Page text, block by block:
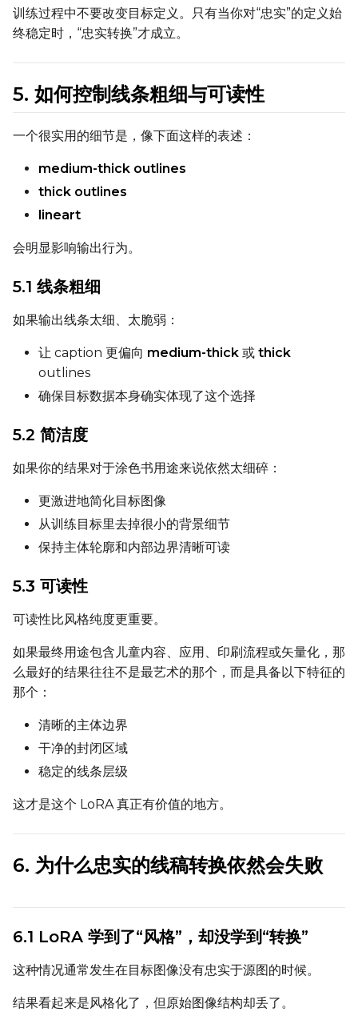
Height
Seed
Height
LoRA Scale
Prompt
Height
LoRA Scale
Width
Height
训练过程中不要改变目标定义。只有当你对“忠实”的定义始
终稳定时，“忠实转换”才成立。
5. 如何控制线条粗细与可读性
一个很实用的细节是，像下面这样的表述：
medium-thick outlines
thick outlines
lineart
会明显影响输出行为。
5.1 线条粗细
如果输出线条太细、太脆弱：
让 caption 更偏向 medium-thick 或 thick
outlines
确保目标数据本身确实体现了这个选择
5.2 简洁度
如果你的结果对于涂色书用途来说依然太细碎：
更激进地简化目标图像
从训练目标里去掉很小的背景细节
保持主体轮廓和内部边界清晰可读
5.3 可读性
可读性比风格纯度更重要。
如果最终用途包含儿童内容、应用、印刷流程或矢量化，那
么最好的结果往往不是最艺术的那个，而是具备以下特征的
那个：
清晰的主体边界
干净的封闭区域
稳定的线条层级
这才是这个 LoRA 真正有价值的地方。
6. 为什么忠实的线稿转换依然会失败
6.1 LoRA 学到了“风格”，却没学到“转换”
这种情况通常发生在目标图像没有忠实于源图的时候。
结果看起来是风格化了，但原始图像结构却丢了。